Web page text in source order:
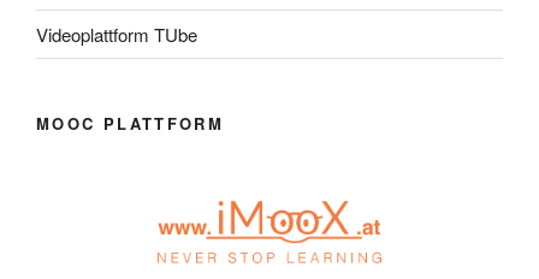
Videoplattform TUbe
MOOC PLATTFORM